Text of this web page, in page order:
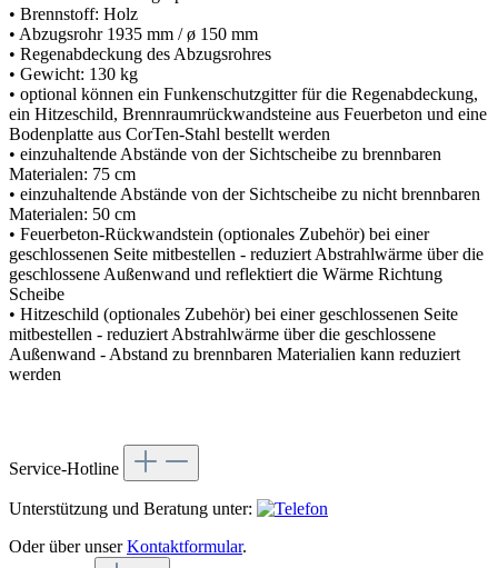
• Brennstoff: Holz
• Abzugsrohr 1935 mm / ø 150 mm
• Regenabdeckung des Abzugsrohres
• Gewicht: 130 kg
• optional können ein Funkenschutzgitter für die Regenabdeckung,
ein Hitzeschild, Brennraumrückwandsteine aus Feuerbeton und eine
Bodenplatte aus CorTen-Stahl bestellt werden
• einzuhaltende Abstände von der Sichtscheibe zu brennbaren
Materialen: 75 cm
• einzuhaltende Abstände von der Sichtscheibe zu nicht brennbaren
Materialen: 50 cm
• Feuerbeton-Rückwandstein (optionales Zubehör) bei einer
geschlossenen Seite mitbestellen - reduziert Abstrahlwärme über die
geschlossene Außenwand und reflektiert die Wärme Richtung
Scheibe
• Hitzeschild (optionales Zubehör) bei einer geschlossenen Seite
mitbestellen - reduziert Abstrahlwärme über die geschlossene
Außenwand - Abstand zu brennbaren Materialien kann reduziert
werden
Service-Hotline
Unterstützung und Beratung unter:
Oder über unserKontaktformular.